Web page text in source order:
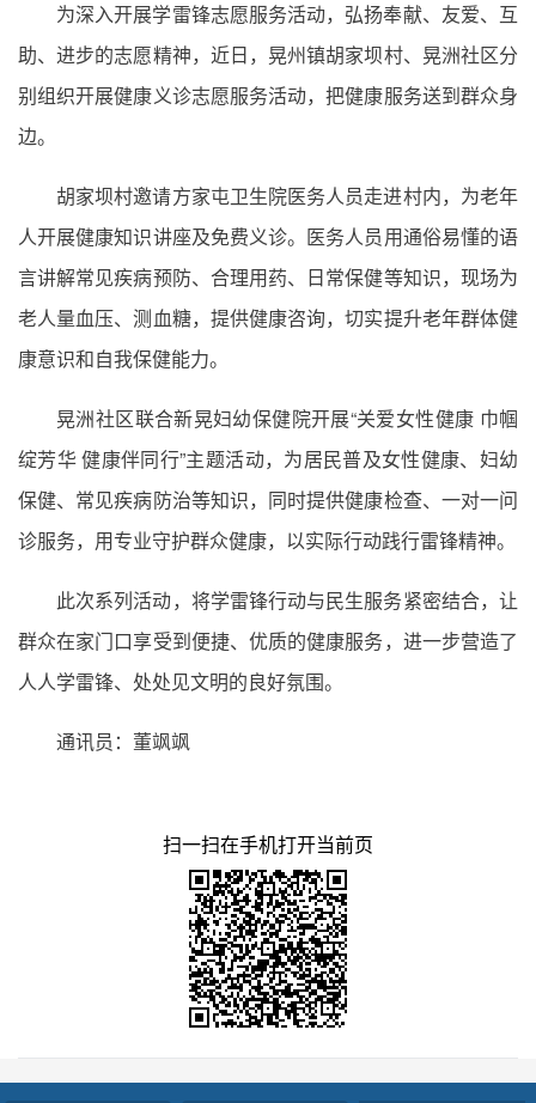
为深入开展学雷锋志愿服务活动，弘扬奉献、友爱、互
助、进步的志愿精神，近日，晃州镇胡家坝村、晃洲社区分
别组织开展健康义诊志愿服务活动，把健康服务送到群众身
边。
胡家坝村邀请方家屯卫生院医务人员走进村内，为老年
人开展健康知识讲座及免费义诊。医务人员用通俗易懂的语
言讲解常见疾病预防、合理用药、日常保健等知识，现场为
老人量血压、测血糖，提供健康咨询，切实提升老年群体健
康意识和自我保健能力。
晃洲社区联合新晃妇幼保健院开展“关爱女性健康 巾帼
绽芳华 健康伴同行”主题活动，为居民普及女性健康、妇幼
保健、常见疾病防治等知识，同时提供健康检查、一对一问
诊服务，用专业守护群众健康，以实际行动践行雷锋精神。
此次系列活动，将学雷锋行动与民生服务紧密结合，让
群众在家门口享受到便捷、优质的健康服务，进一步营造了
人人学雷锋、处处见文明的良好氛围。
通讯员：董飒飒
扫一扫在手机打开当前页